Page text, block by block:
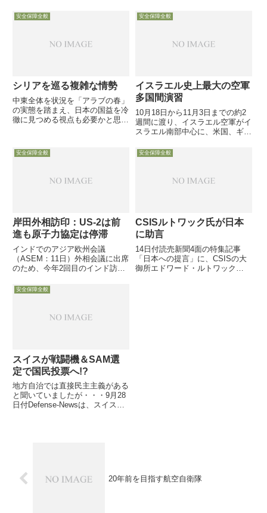
土横断の皆既日食ニュースにかき
消されて小さい扱いながら、それ
れていると思いますが...
模様です。発言日時や場所、前後
関係が不明ですが、とりあえずご
安全保障全般
シリアを巡る複雑な情勢
中東全体を状況を「アラブの春」
の実態を踏まえ、日本の国益を冷
徹に見つめる視点も必要かと思い
ないですが、今シリアのアサド政
権が倒れたら、どれほどの混乱が
安全保障全般
イスラエル史上最大の空軍
多国間演習
10月18日から11月3日までの約2
週間に渡り、イスラエル空軍がイ
スラエル南部中心に、米国、ギリ
が参加した「イスラエル史上最大
の多国間空軍演習：Blue Flag演
にもオブザーバー...
安全保障全般
岸田外相訪印：US-2は前
進も原子力協定は停滞
インドでのアジア欧州会議
（ASEM：11日）外相会議に出席
のため、今年2回目のインド訪問
ンドのクルシード外相と会談し、
海上自衛隊の救難飛行艇「US-
部会を近く設置することで一致
安全保障全般
CSISルトワック氏が日本
に助言
14日付読売新聞4面の特集記事
「日本への提言」に、CSISの大
御所エドワード・ルトワック
安全保障全般
スイスが戦闘機＆SAM選
定で国民投票へ!?
地方自治では直接民主主義がある
と聞いていましたが・・・9月28
日付Defense-Newsは、スイス政
20年前を目指す航空自衛隊